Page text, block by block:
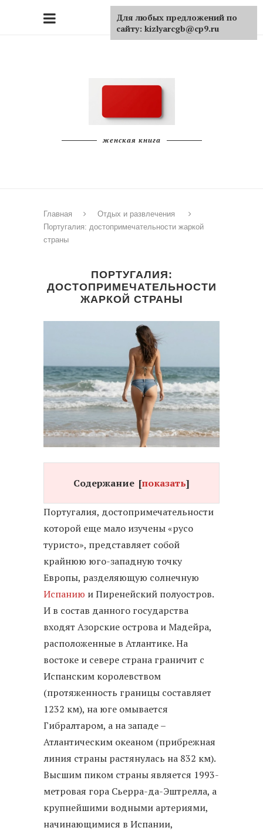
женская книга
Главная
Отдых и развлечения
Португалия: достопримечательности жаркой
страны
ПОРТУГАЛИЯ:
ДОСТОПРИМЕЧАТЕЛЬНОСТИ
ЖАРКОЙ СТРАНЫ
Содержание [показать]
Португалия, достопримечательности
которой еще мало изучены «русо
туристо», представляет собой
крайнюю юго-западную точку
Европы, разделяющую солнечную
Испанию и Пиренейский полуостров.
И в состав данного государства
входят Азорские острова и Мадейра,
расположенные в Атлантике. На
востоке и севере страна граничит с
Испанским королевством
(протяженность границы составляет
1232 км), на юге омывается
Гибралтаром, а на западе –
Атлантическим океаном (прибрежная
линия страны растянулась на 832 км).
Высшим пиком страны является 1993-
метровая гора Сьерра-да-Эштрелла, а
крупнейшими водными артериями,
начинающимися в Испании,
Для любых предложений по
сайту: kizlyarcgb@cp9.ru